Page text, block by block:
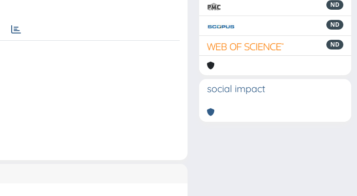
ND
ND
ND
social impact